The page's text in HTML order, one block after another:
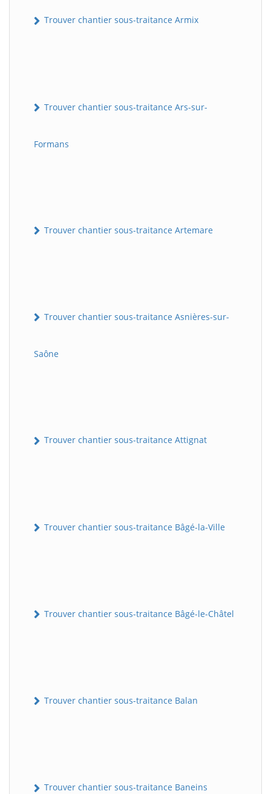
Trouver chantier sous-traitance Armix
Trouver chantier sous-traitance Ars-sur-
Formans
Trouver chantier sous-traitance Artemare
Trouver chantier sous-traitance Asnières-sur-
Saône
Trouver chantier sous-traitance Attignat
Trouver chantier sous-traitance Bâgé-la-Ville
Trouver chantier sous-traitance Bâgé-le-Châtel
Trouver chantier sous-traitance Balan
Trouver chantier sous-traitance Baneins